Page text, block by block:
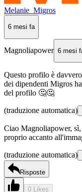
Melanie_Migros
6 mesi fa
Magnoliapower 6 mesi
Questo profilo è
dei dipendenti Migros
del profilo 🤔🤔
(traduzione automatica)
Ciao Magnoliapower,
proprio accanto
(traduzione automatica)
Risposte
0 Likes